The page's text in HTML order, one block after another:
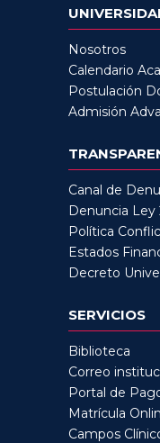
Nosotros
Calendario
Postulación
Admisión
Canal de
Denuncia Ley
Política
Estados
Decreto
SERVICIOS
Biblioteca
Correo
Portal de
Matrícula
Campos